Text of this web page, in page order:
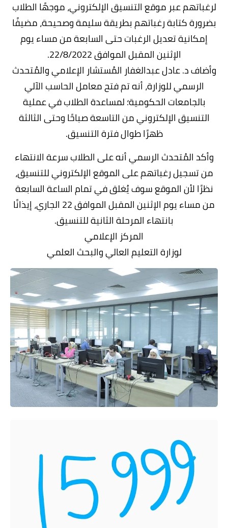
لرغباتهم عبر موقع التنسيق الإلكتروني، موجهًا الطلاب
بضرورة كتابة رغباتهم بطريقة سليمة وصحيحة، مضيفًا
إمكانية تعديل الرغبات حتى السابعة من مساء يوم
الإثنين المقبل الموافق 22/8/2022.
وأضاف د. عادل عبدالغفار المُستشار الإعلامي والمُتحدث
الرسمي للوزارة، أنه تم فتح معامل الحاسب الآلي
بالجامعات الحكومية؛ لمساعدة الطلاب في عملية
التنسيق الإلكتروني من التاسعة صباحًا وحتى الثالثة
ظهرًا طوال فترة التنسيق.
وأكد المُتحدث الرسمي أنه على الطلاب سرعة الانتهاء
من تسجيل رغباتهم على الموقع الإلكتروني للتنسيق،
نظرًا لأن الموقع سوف يُغلق في تمام الساعة السابعة
من مساء يوم الإثنين المقبل الموافق 22 الجاري، إيذانًا
بانتهاء المرحلة الثانية للتنسيق.
المركز الإعلامي
لوزارة التعليم العالي والبحث العلمي